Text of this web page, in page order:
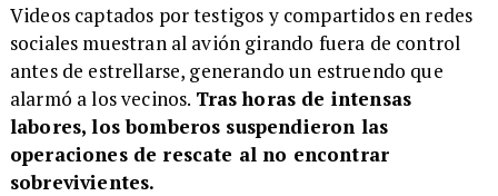
Videos captados por testigos y compartidos en redes
sociales muestran al avión girando fuera de control
antes de estrellarse, generando un estruendo que
alarmó a los vecinos. Tras horas de intensas
labores, los bomberos suspendieron las
operaciones de rescate al no encontrar
sobrevivientes.